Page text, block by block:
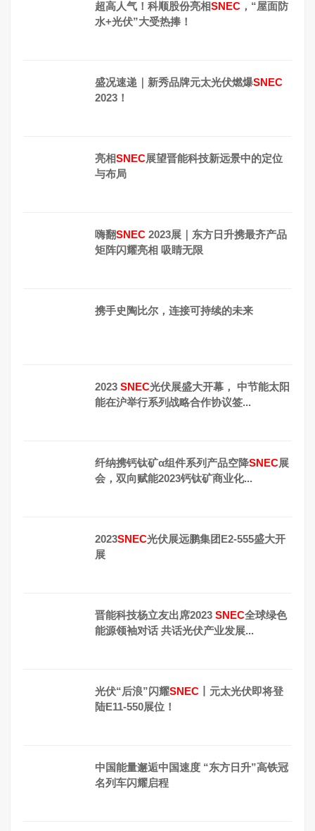
超高人气！科顺股份亮相SNEC ，“屋面防
水+光伏”大受热捧！
盛况速递｜新秀品牌元太光伏燃爆SNEC
2023！
亮相SNEC展望晋能科技新远景中的定位
与布局
嗨翻SNEC 2023展｜东方日升携最齐产品
矩阵闪耀亮相 吸睛无限
携手史陶比尔，连接可持续的未来
2023 SNEC光伏展盛大开幕， 中节能太阳
能在沪举行系列战略合作协议签...
纤纳携钙钛矿α组件系列产品空降SNEC展
会，双向赋能2023钙钛矿商业化...
2023SNEC光伏展远鹏集团E2-555盛大开
展
晋能科技杨立友出席2023 SNEC全球绿色
能源领袖对话 共话光伏产业发展...
光伏“后浪”闪耀SNEC 丨元太光伏即将登
陆E11-550展位！
中国能量邂逅中国速度 “东方日升”高铁冠
名列车闪耀启程